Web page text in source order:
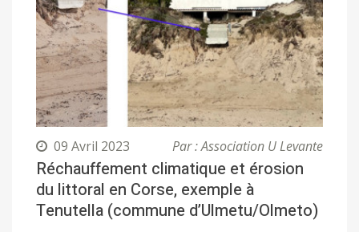
09 Avril 2023 Par : Association U Levante
Réchauffement climatique et érosion
du littoral en Corse, exemple à
Tenutella (commune d’Ulmetu/Olmeto)